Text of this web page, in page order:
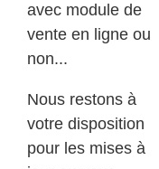
avec module de
vente en ligne ou
non...
Nous restons à
votre disposition
pour les mises à